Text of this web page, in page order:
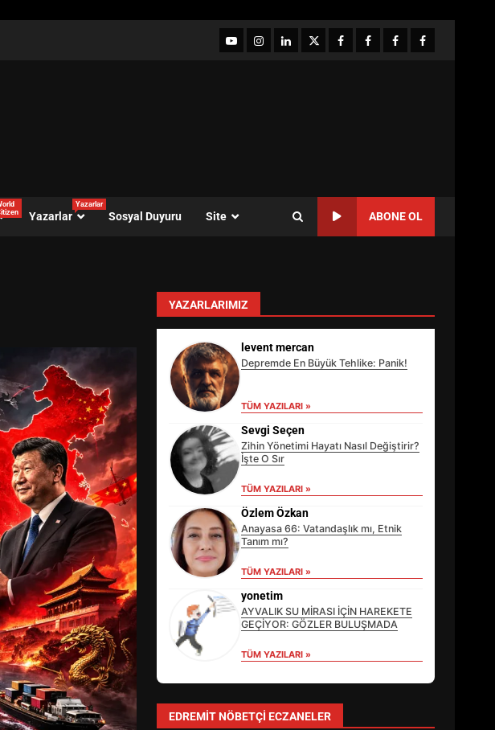
YouTubeInstagram
LinkedIntwitterfacebook-Facebook-
Facebook-Facebook-
Yazarlar
Yazarlar
Sosyal Duyuru Site ABONE OL
YAZARLARIMIZ
levent mercan
Depremde En Büyük Tehlike: Panik!
TÜM YAZILARI »
Sevgi Seçen
Zihin Yönetimi Hayatı Nasıl Değiştirir?
İşte O Sır
TÜM YAZILARI »
Özlem Özkan
Anayasa 66: Vatandaşlık mı, Etnik
Tanım mı?
TÜM YAZILARI »
yonetim
AYVALIK SU MİRASI İÇİN HAREKETE
GEÇİYOR: GÖZLER BULUŞMADA
TÜM YAZILARI »
EDREMIT NÖBETÇI ECZANELER
EİB’DE KRİTİK ATAMA:
SÜRDÜRÜLEBİLİRLİKTE NE
DEĞİŞECEK?
4
EDREMİT’İN GURURU TÜRKİYE
FİNALİNDE NE BAŞARDI?